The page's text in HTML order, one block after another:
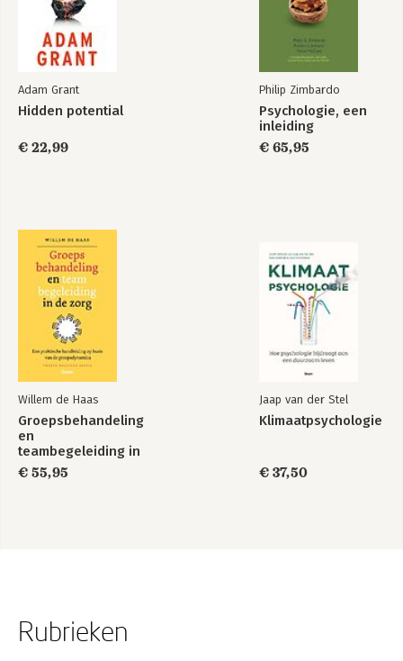
Potential en de Forever Family Foundation. Ze is de auteur van
Tekens zijn overal en Het licht tussen ons. Jackson woont op
Long Island met haar man en hun drie kinderen.
Adam Grant
Hidden potential
€ 22,99
Philip Zimbardo
Psychologie, een
inleiding
€ 65,95
Willem de Haas
Groepsbehandeling
en
teambegeleiding in
de zorg
€ 55,95
Jaap van der Stel
Klimaatpsychologie
€ 37,50
Rubrieken